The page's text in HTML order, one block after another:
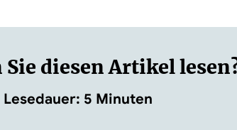
diesen Artikel
Lesedauer: 5 Minuten